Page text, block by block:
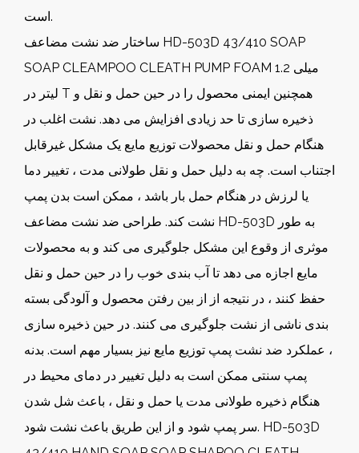
است.
ساختار ضد نشت مضاعف HD-503D 43/410 SOAP
SOAP CLEAMPOO CLEATH PUMP FOAM 1.2 میلی
لیتر در T همچنین ایمنی محصول را در حین حمل و نقل و
ذخیره سازی تا حد زیادی افزایش می دهد. نشت اغلب در
هنگام حمل و نقل محصولات توزیع مایع یک مشکل غیرقابل
اجتناب است. چه به دلیل حمل و نقل طولانی مدت ، تغییر دما
یا لرزش در هنگام حمل بار باشد ، ممکن است بدن پمپ
نشت کند. طراحی ضد نشت مضاعف HD-503D به طور
موثری از وقوع این مشکل جلوگیری می کند و به محصولات
مایع اجازه می دهد تا آب بندی خوب را در حین حمل و نقل
حفظ کنند ، در نتیجه از از بین رفتن محصول و آلودگی بسته
بندی ناشی از نشت جلوگیری می کنند. در حین ذخیره سازی
، عملکرد ضد نشت پمپ توزیع مایع نیز بسیار مهم است. بدنه
پمپ سنتی ممکن است به دلیل تغییر در دمای محیط در
هنگام ذخیره طولانی مدت یا حمل و نقل ، باعث شل شدن
سر پمپ شود و از این طریق باعث نشت شود. HD-503D